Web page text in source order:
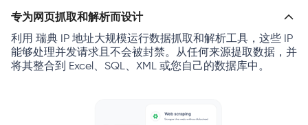
专为网页抓取和解析而设计
利用 瑞典 IP 地址大规模运行数据抓取和解析工具，这些 IP
能够处理并发请求且不会被封禁。从任何来源提取数据，并
将其整合到 Excel、SQL、XML 或您自己的数据库中。